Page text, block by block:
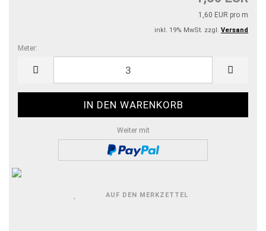
1,60 EUR pro m
inkl. 19% MwSt. zzgl. Versand
Meter:
Weiter mit
AUF DEN MERKZETTEL